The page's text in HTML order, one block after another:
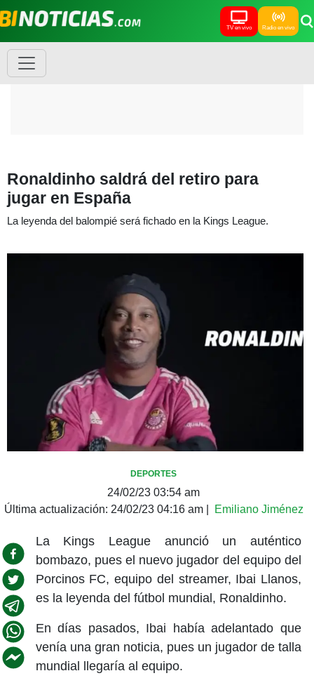
TV en vivo Radio en vivo
Ronaldinho saldrá del retiro para
jugar en España
La leyenda del balompié será fichado en la Kings League.
DEPORTES
24/02/23 03:54 am
Última actualización: 24/02/23 04:16 am| Emiliano Jiménez
La Kings League anunció un auténtico
bombazo, pues el nuevo jugador del equipo del
Porcinos FC, equipo del streamer, Ibai Llanos,
es la leyenda del fútbol mundial, Ronaldinho.
En días pasados, Ibai había adelantado que
venía una gran noticia, pues un jugador de talla
mundial llegaría al equipo.